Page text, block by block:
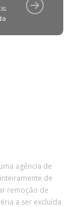
agência de
de
remoção de
a ser excluída